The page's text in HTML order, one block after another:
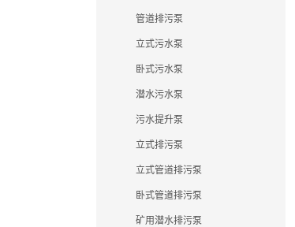
管道排污泵
立式污水泵
卧式污水泵
潜水污水泵
污水提升泵
立式排污泵
立式管道排污泵
卧式管道排污泵
矿用潜水排污泵